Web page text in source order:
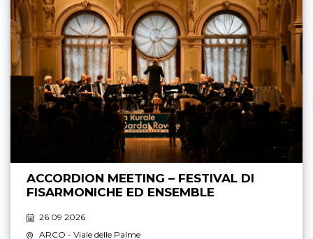
ACCORDION MEETING – FESTIVAL DI
FISARMONICHE ED ENSEMBLE
26.09 2026
ARCO - Viale delle Palme